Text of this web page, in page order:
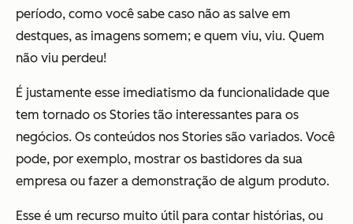
período, como você sabe caso não as salve em
destques, as imagens somem; e quem viu, viu. Quem
não viu perdeu!
É justamente esse imediatismo da funcionalidade que
tem tornado os Stories tão interessantes para os
negócios. Os conteúdos nos Stories são variados. Você
pode, por exemplo, mostrar os bastidores da sua
empresa ou fazer a demonstração de algum produto.
Esse é um recurso muito útil para contar histórias, ou